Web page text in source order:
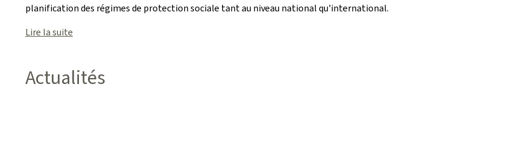
planification des régimes de protection sociale tant au niveau national qu'international.
Lire la suite
Actualités